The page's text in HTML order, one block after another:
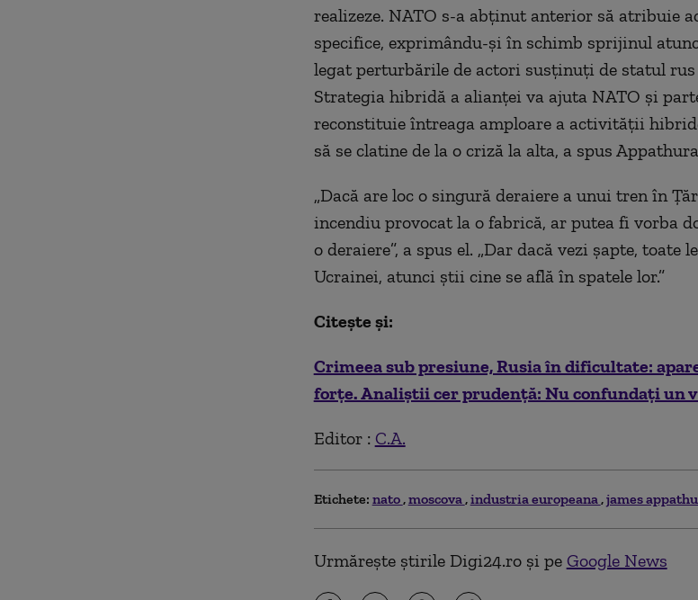
realizeze. NATO s-a abținut anterior să atribuie
specifice, exprimându-și în schimb sprijinul
legat perturbările de actori susținuți de statul rus
Strategia hibridă a alianței va ajuta NATO și
reconstituie întreaga amploare a activității
să se clatine de la o criză la alta, a spus
„Dacă are loc o singură deraiere a unui tren în
incendiu provocat la o fabrică, ar putea fi vorba
o deraiere”, a spus el. „Dar dacă vezi șapte, toate
Ucrainei, atunci știi cine se află în spatele lor.”
Citește și:
Crimeea sub presiune, Rusia în dificultate:
forțe. Analiștii cer prudență: Nu confundați un
Editor : C.A.
Etichete: nato moscova industria europeana james
Urmărește știrile Digi24.ro și pe Google News